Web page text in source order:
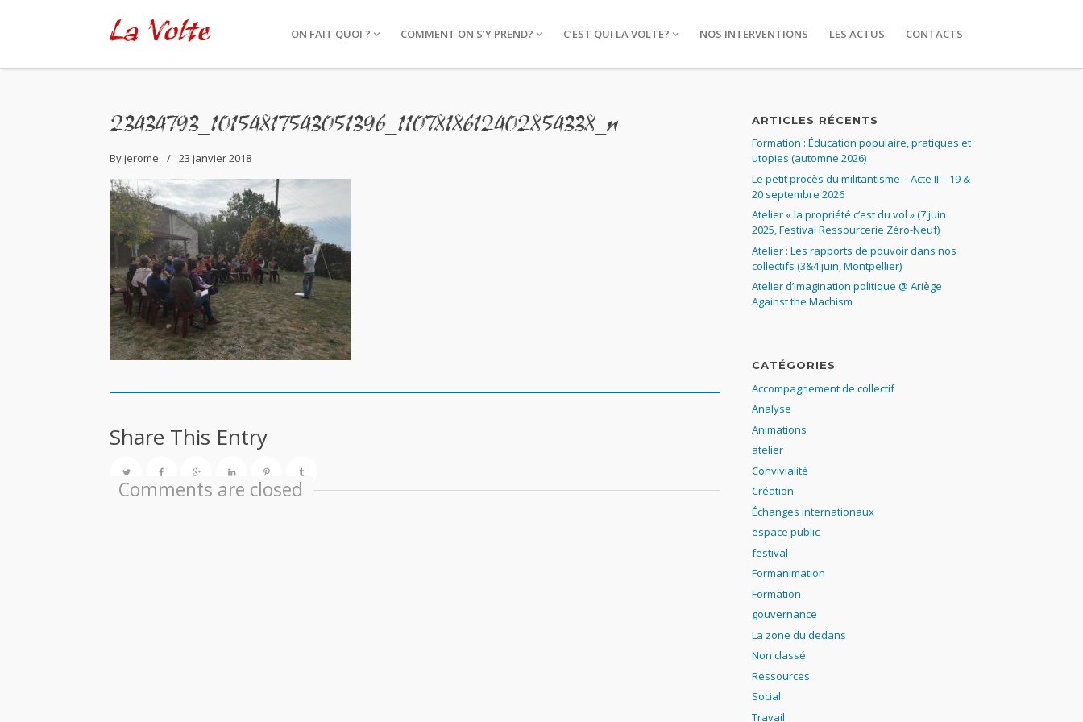
La Volte ON FAIT QUOI ? COMMENT ON S’Y PREND? C’EST QUI LA VOLTE? NOS INTERVENTIONS LES ACTUS CONTACTS
23434793_10154817543051396_1107818612402854338_n
Byjerome 23 janvier 2018
Share This Entry
Comments are closed
ARTICLES RÉCENTS
Formation : Éducation populaire, pratiques et
utopies (automne 2026)
Le petit procès du militantisme – Acte II – 19 &
20 septembre 2026
Atelier « la propriété c’est du vol » (7 juin
2025, Festival Ressourcerie Zéro-Neuf)
Atelier : Les rapports de pouvoir dans nos
collectifs (3&4 juin, Montpellier)
Atelier d’imagination politique @ Ariège
Against the Machism
CATÉGORIES
Accompagnement de collectif
Analyse
Animations
atelier
Convivialité
Création
Échanges internationaux
espace public
festival
Formanimation
Formation
gouvernance
La zone du dedans
Non classé
Ressources
Social
Travail